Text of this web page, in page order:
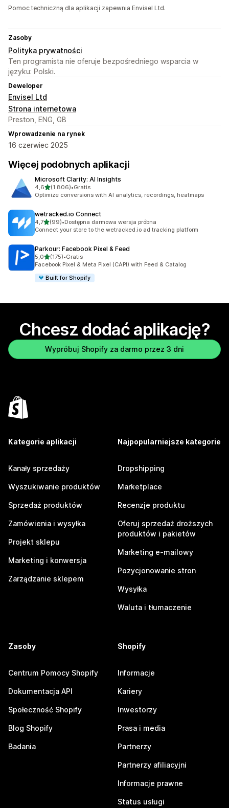
Pomoc techniczną dla aplikacji zapewnia Envisel Ltd.
Zasoby
Polityka prywatności
Ten programista nie oferuje bezpośredniego wsparcia w
języku: Polski.
Deweloper
Envisel Ltd
Strona internetowa
Preston, ENG, GB
Wprowadzenie na rynek
16 czerwiec 2025
Więcej podobnych aplikacji
Microsoft Clarity: AI Insights
4,6na 5 gwiazdek
(1 806)
Łączna liczba recenzji: 1806
•Gratis
Optimize conversions with AI analytics, recordings, heatmaps
wetracked.io Connect
4,7na 5 gwiazdek
(99)
Łączna liczba recenzji: 99
•Dostępna darmowa wersja próbna
Connect your store to the wetracked.io ad tracking platform
Parkour: Facebook Pixel & Feed
5,0na 5 gwiazdek
(175)
Łączna liczba recenzji: 175
•Gratis
Facebook Pixel & Meta Pixel (CAPI) with Feed & Catalog
Built for Shopify
Chcesz dodać aplikację?
Wypróbuj Shopify za darmo przez 3 dni
Kategorie aplikacji
Kanały sprzedaży
Wyszukiwanie produktów
Sprzedaż produktów
Zamówienia i wysyłka
Projekt sklepu
Marketing i konwersja
Zarządzanie sklepem
Najpopularniejsze kategorie
Dropshipping
Marketplace
Recenzje produktu
Oferuj sprzedaż droższych
produktów i pakietów
Marketing e-mailowy
Pozycjonowanie stron
Wysyłka
Waluta i tłumaczenie
Zasoby
Centrum Pomocy Shopify
Dokumentacja API
Społeczność Shopify
Blog Shopify
Badania
Shopify
Informacje
Kariery
Inwestorzy
Prasa i media
Partnerzy
Partnerzy afiliacyjni
Informacje prawne
Status usługi